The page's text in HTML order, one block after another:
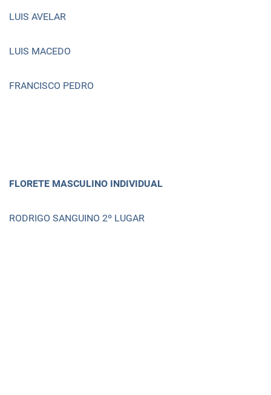
LUIS AVELAR
LUIS MACEDO
FRANCISCO PEDRO
FLORETE MASCULINO INDIVIDUAL
RODRIGO SANGUINO 2º LUGAR